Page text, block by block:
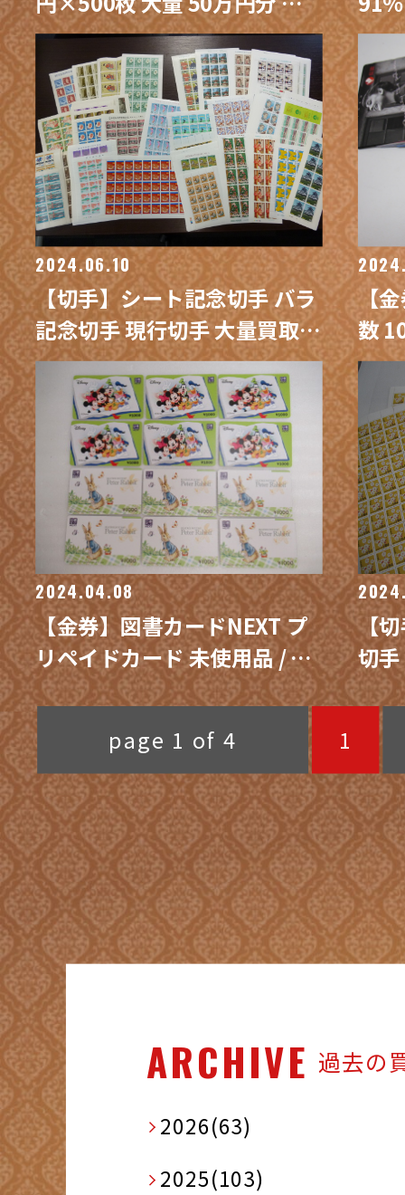
取 / 買取専門 金沢買取プラザ
ー
す
ザ
2024.06.10
【切手】シート記念切手 バラ
記念切手 現行切手 大量買取/
買取専門 金沢買取プラザ
【
数
使
取
2024.04.08
【金券】図書カードNEXT プ
リペイドカード 未使用品 / 買
取専門 金沢買取プラザ
【
切
手
プ
page 1 of 4 1
ARCHIVE 過去の
2026(63)
2025(103)